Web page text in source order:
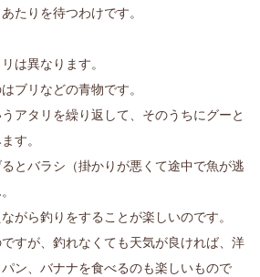
たりを待つわけです。
は異なります。
ブリなどの青物です。
アタリを繰り返して、そのうちにグーと
す。
とバラシ（掛かりが悪くて途中で魚が逃
がら釣りをすることが楽しいのです。
すが、釣れなくても天気が良ければ、洋
ン、バナナを食べるのも楽しいもので